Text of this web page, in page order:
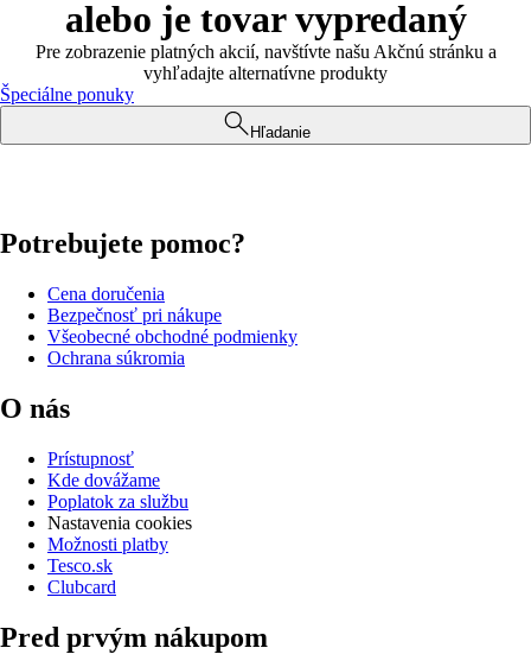
alebo je tovar vypredaný
Pre zobrazenie platných akcií, navštívte našu Akčnú stránku a
vyhľadajte alternatívne produkty
Špeciálne ponuky
Hľadanie
Potrebujete pomoc?
Cena doručenia
Bezpečnosť pri nákupe
Všeobecné obchodné podmienky
Ochrana súkromia
O nás
Prístupnosť
Kde dovážame
Poplatok za službu
Nastavenia cookies
Možnosti platby
Tesco.sk
Clubcard
Pred prvým nákupom